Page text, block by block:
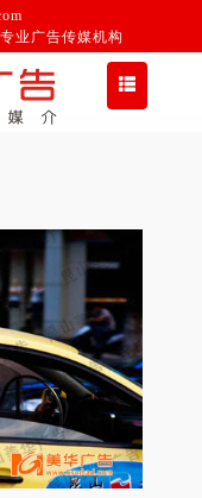
业广告传媒机构
切